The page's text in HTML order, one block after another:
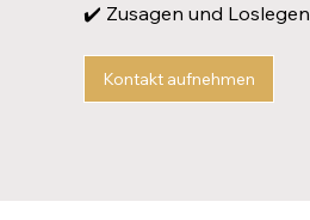
✔️ Zusagen und Loslegen
Kontakt aufnehmen